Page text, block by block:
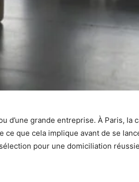
d’une grande entreprise. À Paris, la
que cela implique avant de se
pour une domiciliation